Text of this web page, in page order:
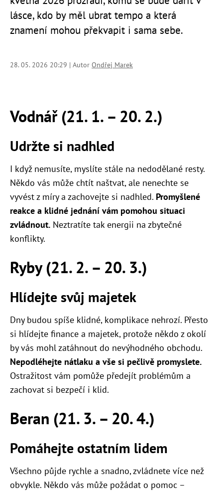
lásce, kdo by měl ubrat tempo a která
znamení mohou překvapit i sama sebe.
28. 05. 2026 20:29 | Autor Ondřej Marek
Vodnář (21. 1. – 20. 2.)
Udržte si nadhled
I když nemusíte, myslíte stále na nedodělané resty.
Někdo vás může chtít naštvat, ale nenechte se
vyvést z míry a zachovejte si nadhled. Promyšlené
reakce a klidné jednání vám pomohou situaci
zvládnout. Neztratíte tak energii na zbytečné
konflikty.
Ryby (21. 2. – 20. 3.)
Hlídejte svůj majetek
Dny budou spíše klidné, komplikace nehrozí. Přesto
si hlídejte finance a majetek, protože někdo z okolí
by vás mohl zatáhnout do nevýhodného obchodu.
Nepodléhejte nátlaku a vše si pečlivě promyslete.
Ostražitost vám pomůže předejít problémům a
zachovat si bezpečí i klid.
Beran (21. 3. – 20. 4.)
Pomáhejte ostatním lidem
Všechno půjde rychle a snadno, zvládnete více než
obvykle. Někdo vás může požádat o pomoc –